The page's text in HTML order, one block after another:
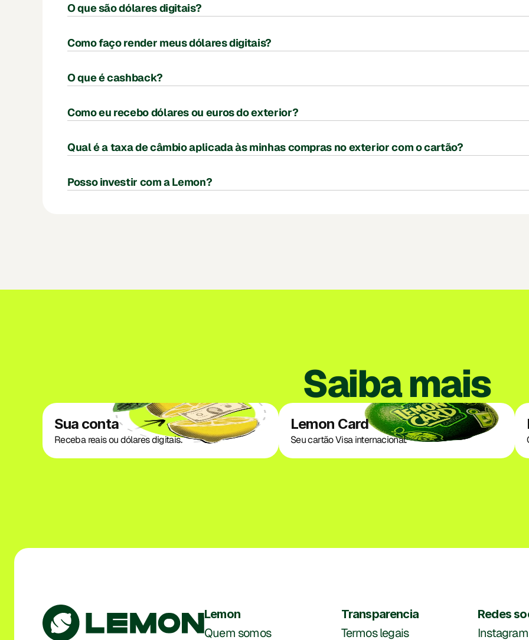
O que são dólares digitais?
Como faço render meus dólares digitais?
O que é cashback?
Como eu recebo dólares ou euros do exterior?
Qual é a taxa de câmbio aplicada às minhas compras no exterior com o cartão?
Posso investir com a Lemon?
Saiba mais
Sua conta
Receba reais ou dólares digitais.
Lemon Card
Seu cartão Visa internacional.
Lemon
Quem somos
Transparencia
Termos legais
Redes
Instagram